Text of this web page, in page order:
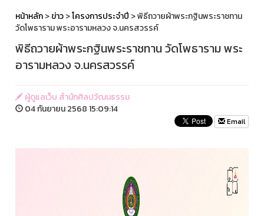
หน้าหลัก>ข่าว>โครงการประจำปี > พิธีถวายผ้าพระกฐินพระราชทาน
วัดโพธาราม พระอารามหลวง จ.นครสวรรค์
พิธีถวายผ้าพระกฐินพระราชทาน วัดโพธาราม พระ
อารามหลวง จ.นครสวรรค์
ผู้ดูแลเว็บ สำนักศิลปวัฒนธรรม
04 กันยายน 2568 15:09:14
Email